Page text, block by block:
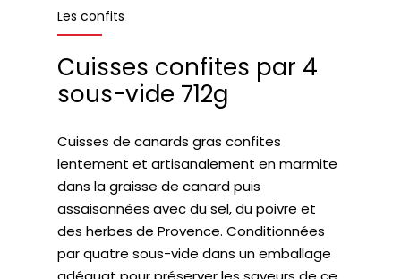
Les confits
Cuisses confites par 4
sous-vide 712g
Cuisses de canards gras confites
lentement et artisanalement en marmite
dans la graisse de canard puis
assaisonnées avec du sel, du poivre et
des herbes de Provence. Conditionnées
par quatre sous-vide dans un emballage